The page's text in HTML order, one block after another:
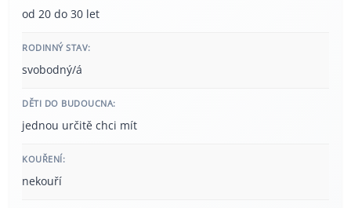
od 20 do 30 let
RODINNÝ STAV:
svobodný/á
DĚTI DO BUDOUCNA:
jednou určitě chci mít
KOUŘENÍ:
nekouří